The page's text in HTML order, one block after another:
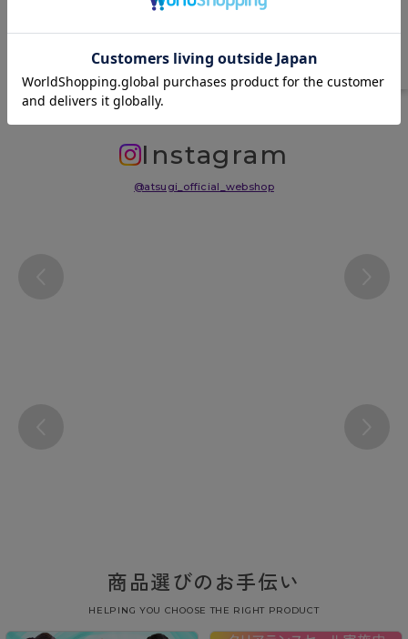
よくある質問(FAQ)
Instagram
@atsugi_official_webshop
商品選びのお手伝い
HELPING YOU CHOOSE THE RIGHT PRODUCT